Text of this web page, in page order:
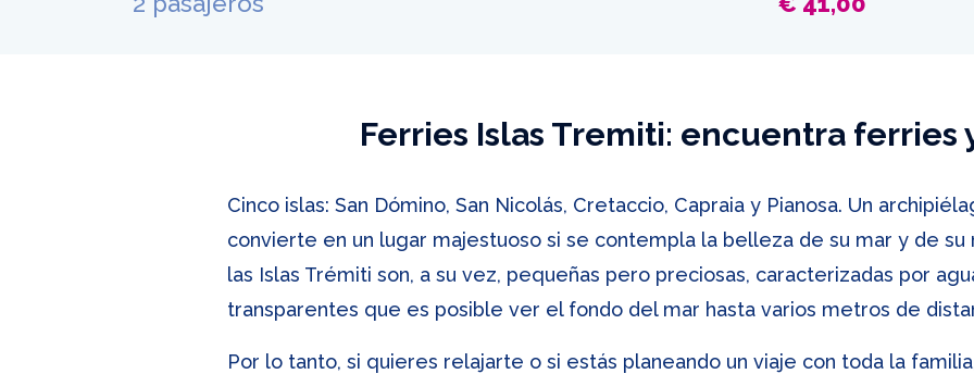
Ferries Islas Tremiti: encuentra ferries
Cinco islas: San Dómino, San Nicolás, Cretaccio, Capraia y Pianosa. Un
convierte en un lugar majestuoso si se contempla la belleza de su mar y de su
las Islas Trémiti son, a su vez, pequeñas pero preciosas, caracterizadas por
transparentes que es posible ver el fondo del mar hasta varios metros de
Por lo tanto, si quieres relajarte o si estás planeando un viaje con toda la